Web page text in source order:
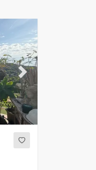
Next